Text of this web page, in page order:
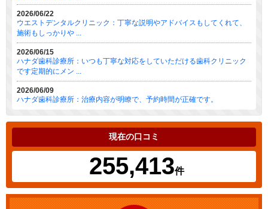
2026/06/22
ウエストデンタルクリニック：丁寧な説明やアドバイスもしてくれて、
施術もしっかりや ...
2026/06/15
ハナダ歯科診療所：いつも丁寧な対応をしていただける歯科クリニック
です定期的にメン ...
2026/06/09
ハナダ歯科診療所：治療内容が明瞭で、予約時間が正確です。
現在の口コミ
255,413件